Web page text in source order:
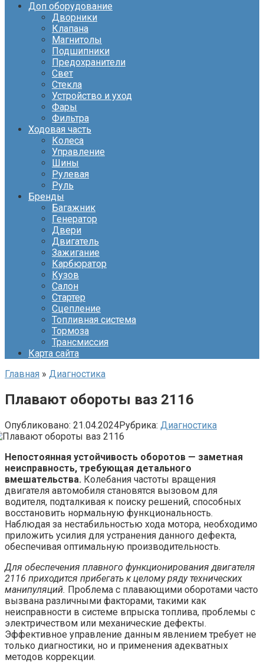
Доп оборудование
Дворники
Клапана
Магнитолы
Подшипники
Предохранители
Свет
Стекла
Устройство и уход
Фары
Фильтра
Ходовая часть
Колеса
Управление
Шины
Рулевая
Руль
Бренды
Багажник
Генератор
Двери
Двигатель
Зажигание
Карбюратор
Кузов
Салон
Стартер
Сцепление
Топливная система
Тормоза
Трансмиссия
Карта сайта
Главная » Диагностика
Плавают обороты ваз 2116
Опубликовано: 21.04.2024Рубрика: Диагностика
Непостоянная устойчивость оборотов — заметная
неисправность, требующая детального
вмешательства. Колебания частоты вращения
двигателя автомобиля становятся вызовом для
водителя, подталкивая к поиску решений, способных
восстановить нормальную функциональность.
Наблюдая за нестабильностью хода мотора, необходимо
приложить усилия для устранения данного дефекта,
обеспечивая оптимальную производительность.
Для обеспечения плавного функционирования двигателя
2116 приходится прибегать к целому ряду технических
манипуляций. Проблема с плавающими оборотами часто
вызвана различными факторами, такими как
неисправности в системе впрыска топлива, проблемы с
электричеством или механические дефекты.
Эффективное управление данным явлением требует не
только диагностики, но и применения адекватных
методов коррекции.